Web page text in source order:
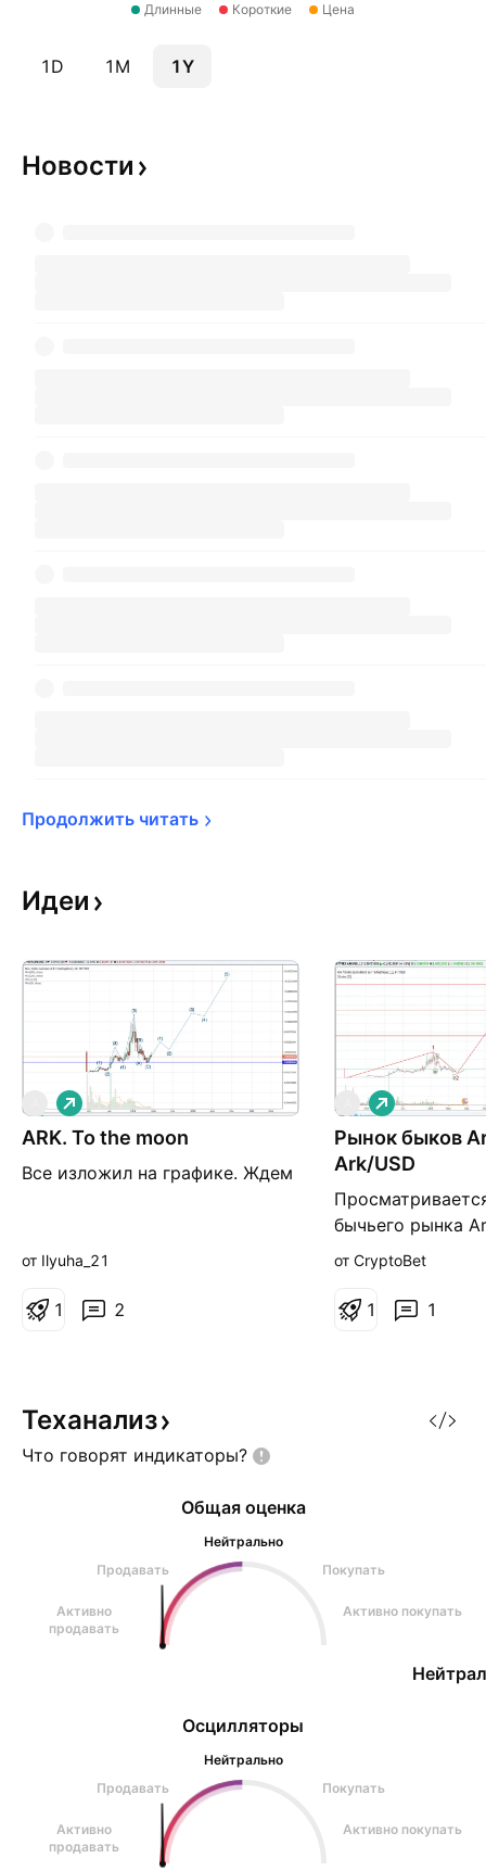
Длинные Короткие Цена
1D 1M 1Y
Новости
Продолжить читать
Идеи
ARK. To the moon
Все изложил на графике. Ждем
Д
л
и
н
от Ilyuha_21
2
1
Рынок быков
Ark/USD
бычьего рынка
уровни волны 3
Д
л
и
н
н
я
от CryptoBet
1
1
Теханализ
Что говорят индикаторы?
Осцилляторы
Нейтрально
Продавать
Покупать
Активно
продавать
Активно покупать
Общая оценка
Нейтрально
Продавать
Покупать
Активно
продавать
Активно покупать